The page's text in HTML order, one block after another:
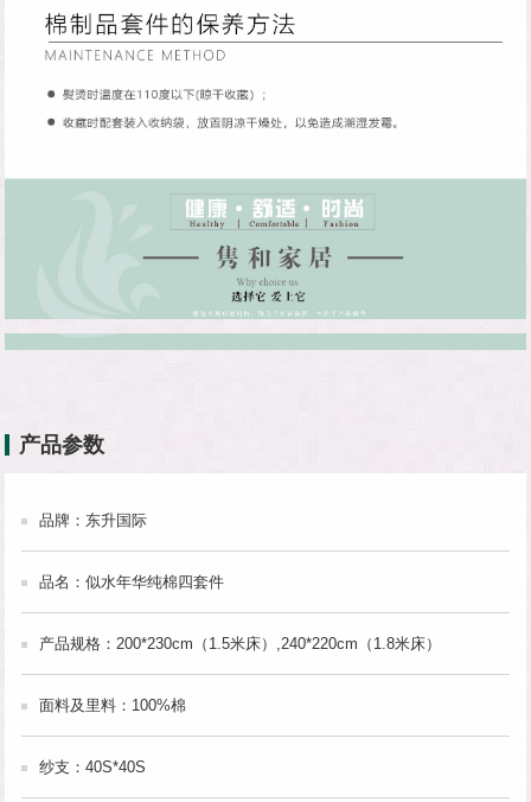
产品参数
品牌：东升国际
品名：似水年华纯棉四套件
产品规格：200*230cm（1.5米床）,240*220cm（1.8米床）
面料及里料：100%棉
纱支：40S*40S